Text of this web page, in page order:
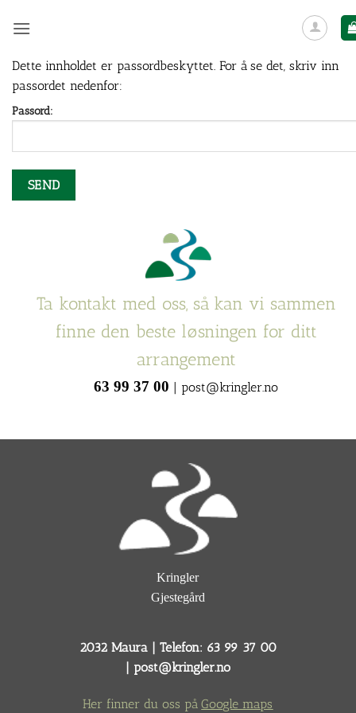
Dette innholdet er passordbeskyttet. For å se det, skriv inn
passordet nedenfor:
Passord:
Ta kontakt med oss, så kan vi sammen
finne den beste løsningen for ditt
arrangement
63 99 37 00 | post@kringler.no
Kringler
Gjestegård
2032 Maura | Telefon: 63 99 37 00
| post@kringler.no
Her finner du oss påGoogle maps